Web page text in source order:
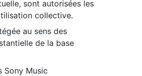
sont autorisées les
collective.
au sens des
de la base
Sony Music